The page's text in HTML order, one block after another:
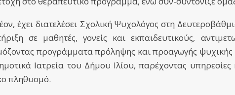
έχει διατελέσει Σχολική Ψυχολόγος στη
σε μαθητές, γονείς και εκπαιδευτικούς,
προγράμματα πρόληψης και προαγωγής ψυχικής
Ιατρεία του Δήμου Ιλίου, παρέχοντας
πληθυσμό.